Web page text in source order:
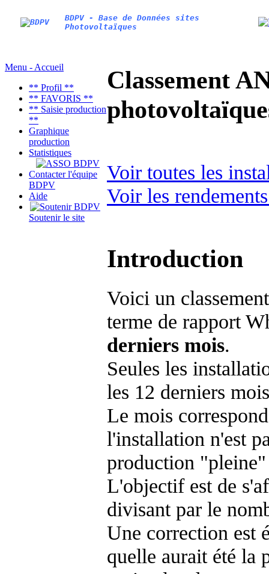
BDPV - Base de Données sites
Photovoltaïques
Menu - Accueil
** Profil **
** FAVORIS **
** Saisie production
**
Graphique
production
Statistiques
Contacter l'équipe
BDPV
Aide
Soutenir le site
Classement
Voir toutes les
Voir les
Introduction
Voici un
terme de rapport
derniers mois.
Seules les
les 12 derniers
Le mois
l'installation n'est
production "pleine"
L'objectif est de
divisant par le
Une correction est
quelle aurait été la